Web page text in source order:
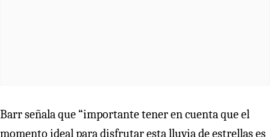
Barr señala que “importante tener en cuenta que el
momento ideal para disfrutar esta lluvia de estrellas es